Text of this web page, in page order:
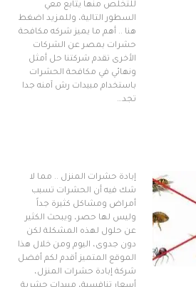
للتخلص منها يتابع معي
السطور التالية، وللمزيد اضغط
هنا .. أهم ما يميز شركه مكافحة
حشرات بمصر عن الشركات
الأخرى تقدم شركتنا حل أمثل
ونهائي في مكافحة الحشرات
باستخدام مبيدات رش آمنه جدا
تجد…
إبادة حشرات المنزل .. مما لا
شك فيه أن الحشرات تسبب
أمراض ومشاكل كثيرة جداً
وليس لها حصر، ويبحث الكثير
عن حلول لهذه المشكلة لكن
دون جدوى، اليوم ومن خلال هذا
الموقع المتميز أقدم لكم أفضل
شركة إبادة حشرات المنزل،